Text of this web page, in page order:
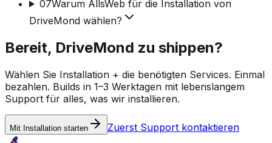
07Warum AllsWeb für die Installation von
DriveMond wählen?
Bereit, DriveMond zu shippen?
Wählen Sie Installation + die benötigten Services. Einmal
bezahlen. Builds in 1–3 Werktagen mit lebenslangem
Support für alles, was wir installieren.
Mit Installation starten
Zuerst Support kontaktieren